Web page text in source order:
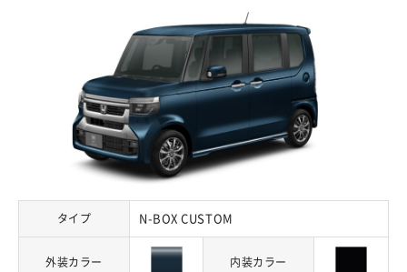
タイプ N-BOX CUSTOM
外装カラー 内装カラー